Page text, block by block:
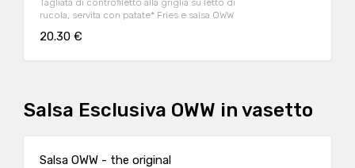
Tagliata di controfiletto alla griglia su letto di
rucola, servita con patate* Fries e salsa OWW
20.30 €
Salsa Esclusiva OWW in vasetto
Salsa OWW - the original